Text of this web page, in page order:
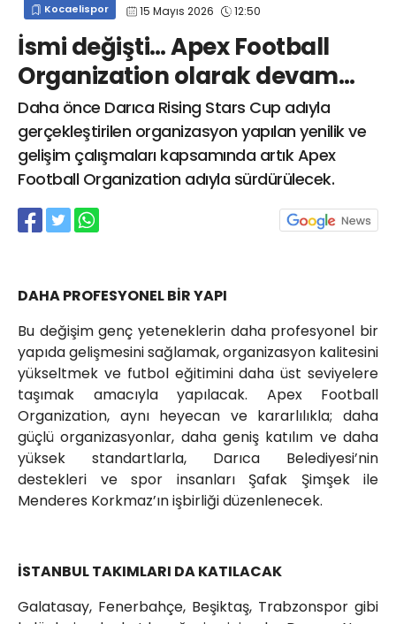
Kocaelispor 15 Mayıs 2026 12:50
İsmi değişti… Apex Football
Organization olarak devam…
Daha önce Darıca Rising Stars Cup adıyla
gerçekleştirilen organizasyon yapılan yenilik ve
gelişim çalışmaları kapsamında artık Apex
Football Organization adıyla sürdürülecek.
DAHA PROFESYONEL BİR YAPI
Bu değişim genç yeteneklerin daha profesyonel bir
yapıda gelişmesini sağlamak, organizasyon kalitesini
yükseltmek ve futbol eğitimini daha üst seviyelere
taşımak amacıyla yapılacak. Apex Football
Organization, aynı heyecan ve kararlılıkla; daha
güçlü organizasyonlar, daha geniş katılım ve daha
yüksek standartlarla, Darıca Belediyesi’nin
destekleri ve spor insanları Şafak Şimşek ile
Menderes Korkmaz’ın işbirliği düzenlenecek.
İSTANBUL TAKIMLARI DA KATILACAK
Galatasay, Fenerbahçe, Beşiktaş, Trabzonspor gibi
info@spor41.com